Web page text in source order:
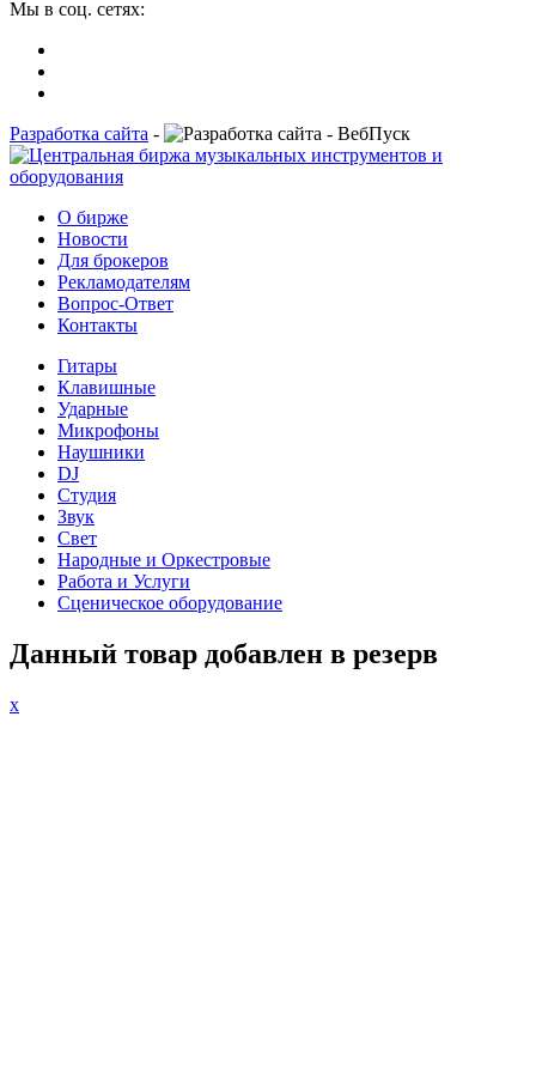
Мы в соц. сетях:
Разработка сайта -
О бирже
Новости
Для брокеров
Рекламодателям
Вопрос-Ответ
Контакты
Гитары
Клавишные
Ударные
Микрофоны
Наушники
DJ
Студия
Звук
Свет
Народные и Оркестровые
Работа и Услуги
Сценическое оборудование
Данный товар добавлен в резерв
x